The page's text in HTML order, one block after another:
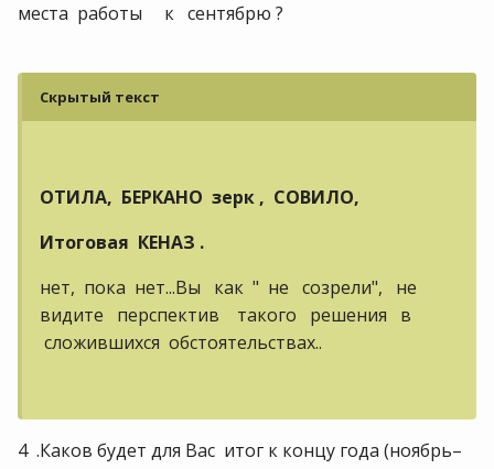
места работы к сентябрю ?
Скрытый текст
ОТИЛА, БЕРКАНО зерк , СОВИЛО,
Итоговая КЕНАЗ .
нет, пока нет...Вы как " не созрели", не
видите перспектив такого решения в
сложившихся обстоятельствах..
4 .Каков будет для Вас итог к концу года (ноябрь–